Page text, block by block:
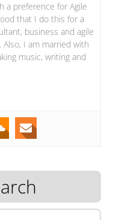
a preference for Agile
that I do this for a
business and agile
I am married with
music, writing and